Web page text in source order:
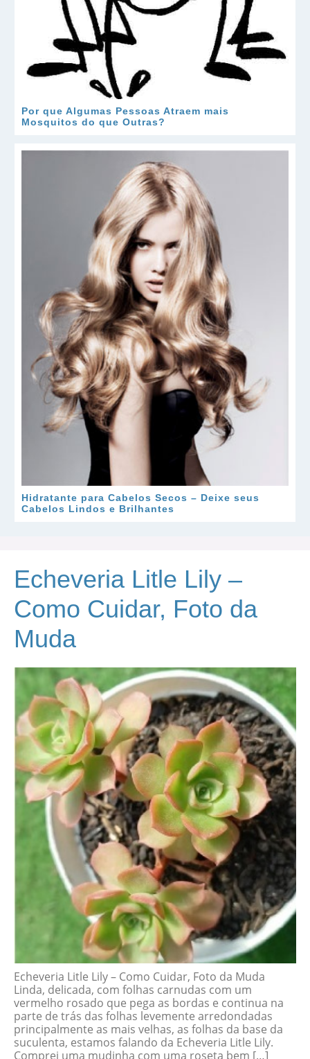
Por que Algumas Pessoas Atraem mais
Mosquitos do que Outras?
Hidratante para Cabelos Secos – Deixe seus
Cabelos Lindos e Brilhantes
Echeveria Litle Lily –
Como Cuidar, Foto da
Muda
Echeveria Litle Lily – Como Cuidar, Foto da Muda
Linda, delicada, com folhas carnudas com um
vermelho rosado que pega as bordas e continua na
parte de trás das folhas levemente arredondadas
principalmente as mais velhas, as folhas da base da
suculenta, estamos falando da Echeveria Litle Lily.
Comprei uma mudinha com uma roseta bem […]